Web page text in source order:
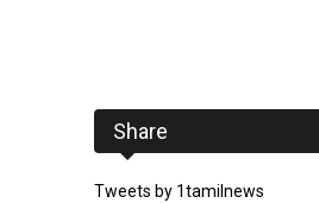
Share
Tweets by 1tamilnews